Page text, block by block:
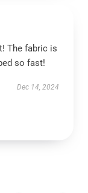
The fabric is
so fast!
Dec 14, 2024